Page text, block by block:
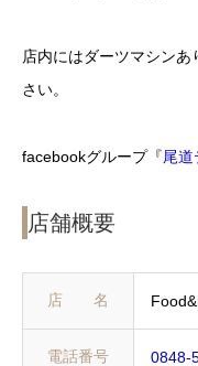
店内にはダーツマシン
さい。
facebookグループ『尾道
店舗概要
店 名
電話番号 0848-